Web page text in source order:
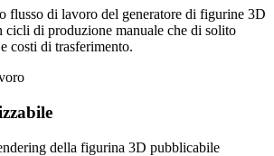
flusso di lavoro del generatore di figurine 3D
di produzione manuale che di solito
costi di trasferimento.
della figurina 3D pubblicabile